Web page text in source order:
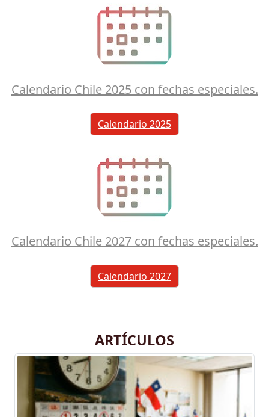
Calendario Chile 2025 con fechas especiales.
Calendario 2025
Calendario Chile 2027 con fechas especiales.
Calendario 2027
ARTÍCULOS